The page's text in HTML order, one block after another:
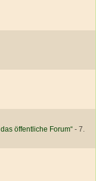
öffentliche Forum“ - 7.